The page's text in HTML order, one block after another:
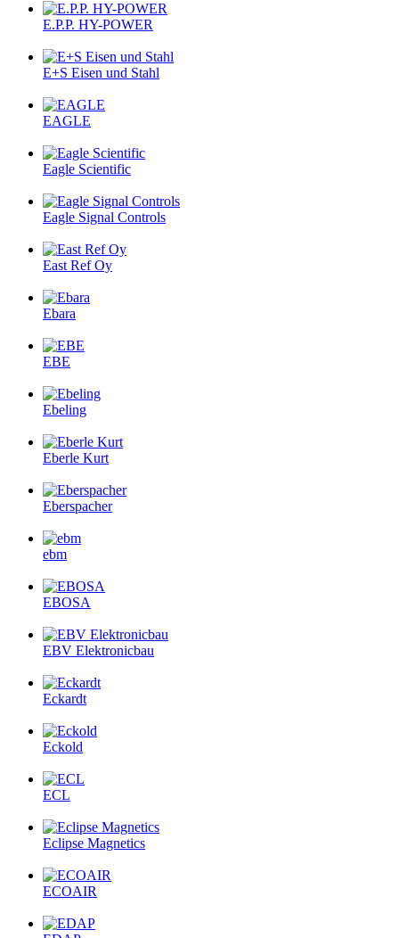
E.P.P. HY-POWER
E+S Eisen und Stahl
EAGLE
Eagle Scientific
Eagle Signal Controls
East Ref Oy
Ebara
EBE
Ebeling
Eberle Kurt
Eberspacher
ebm
EBOSA
EBV Elektronicbau
Eckardt
Eckold
ECL
Eclipse Magnetics
ECOAIR